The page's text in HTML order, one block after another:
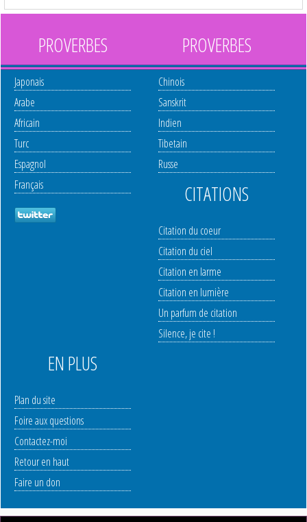
PROVERBES
Japonais
Arabe
Africain
Turc
Espagnol
Français
PROVERBES
Chinois
Sanskrit
Indien
Tibetain
Russe
CITATIONS
Citation du coeur
Citation du ciel
Citation en larme
Citation en lumière
Un parfum de citation
Silence, je cite !
EN PLUS
Plan du site
Foire aux questions
Contactez-moi
Retour en haut
Faire un don